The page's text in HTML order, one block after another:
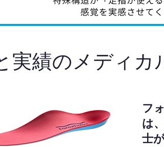
実績のメディカ
フ
は
士